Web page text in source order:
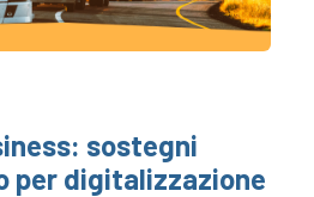
sostegni
per digitalizzazione